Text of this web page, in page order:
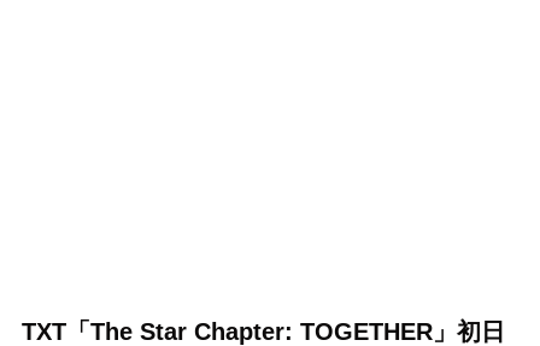
TXT「The Star Chapter: TOGETHER」初日